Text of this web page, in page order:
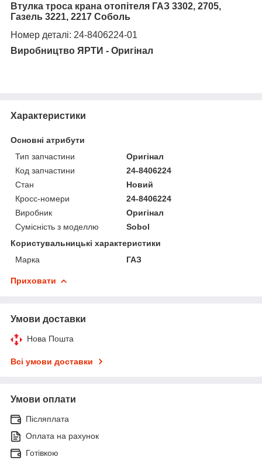
Втулка троса крана отопітеля ГАЗ 3302, 2705,
Газель 3221, 2217 Соболь
Номер деталі: 24-8406224-01
Виробництво ЯРТИ - Оригінал
Характеристики
Основні атрибути
Тип запчастини
Оригінал
Код запчастини
24-8406224
Стан
Новий
Кросс-номери
24-8406224
Виробник
Оригінал
Сумісність з моделлю
Sobol
Користувальницькі характеристики
Марка
ГАЗ
Приховати
Умови доставки
Нова Пошта
Всі умови доставки
Умови оплати
Післяплата
Оплата на рахунок
Готівкою